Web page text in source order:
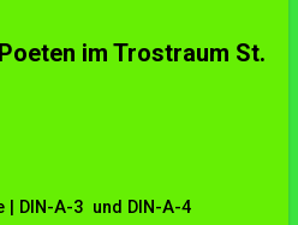
im Trostraum St.
| DIN-A-3 und DIN-A-4